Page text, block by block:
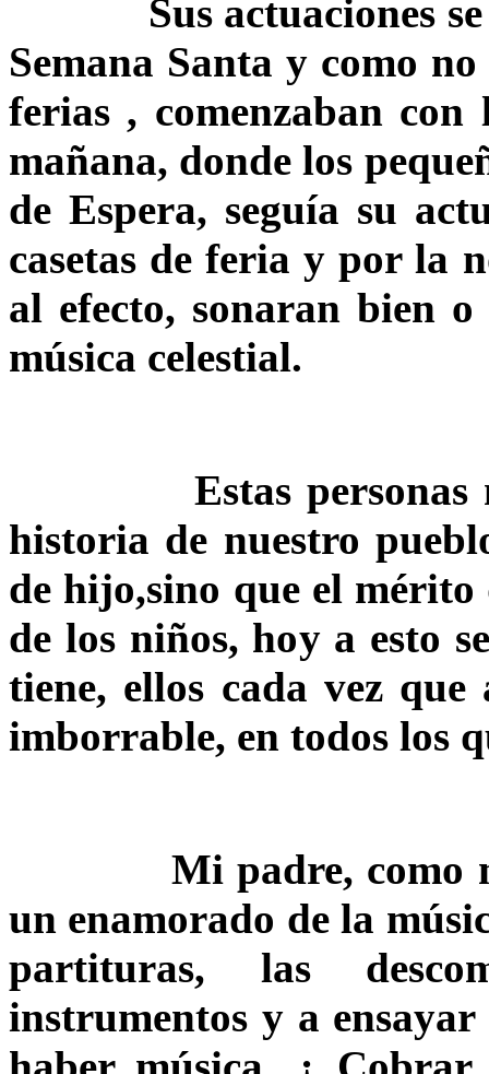
Sus actuaciones se
Semana Santa y como
ferias , comenzaban con
mañana, donde los
de Espera, seguía su
casetas de feria y por la
al efecto, sonaran bien
música celestial.
Estas personas
historia de nuestro
de hijo,sino que el
de los niños, hoy a esto
tiene, ellos cada vez
imborrable, en todos los
Mi padre, como no
un enamorado de la
partituras, las
instrumentos y a